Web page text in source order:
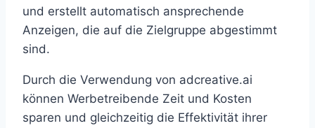
und erstellt automatisch ansprechende
Anzeigen, die auf die Zielgruppe abgestimmt
sind.
Durch die Verwendung von adcreative.ai
können Werbetreibende Zeit und Kosten
sparen und gleichzeitig die Effektivität ihrer